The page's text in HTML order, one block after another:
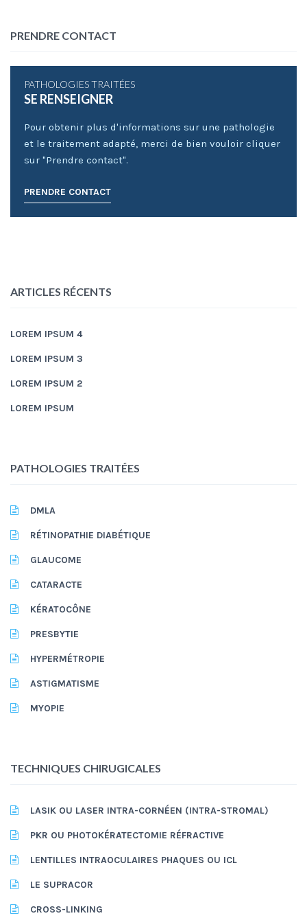
PRENDRE CONTACT
PATHOLOGIES TRAITÉES
SE RENSEIGNER
Pour obtenir plus d'informations sur une pathologie
et le traitement adapté, merci de bien vouloir cliquer
sur "Prendre contact".
PRENDRE CONTACT
ARTICLES RÉCENTS
LOREM IPSUM 4
LOREM IPSUM 3
LOREM IPSUM 2
LOREM IPSUM
PATHOLOGIES TRAITÉES
DMLA
RÉTINOPATHIE DIABÉTIQUE
GLAUCOME
CATARACTE
KÉRATOCÔNE
PRESBYTIE
HYPERMÉTROPIE
ASTIGMATISME
MYOPIE
TECHNIQUES CHIRUGICALES
LASIK OU LASER INTRA-CORNÉEN (INTRA-STROMAL)
PKR OU PHOTOKÉRATECTOMIE RÉFRACTIVE
LENTILLES INTRAOCULAIRES PHAQUES OU ICL
LE SUPRACOR
CROSS-LINKING